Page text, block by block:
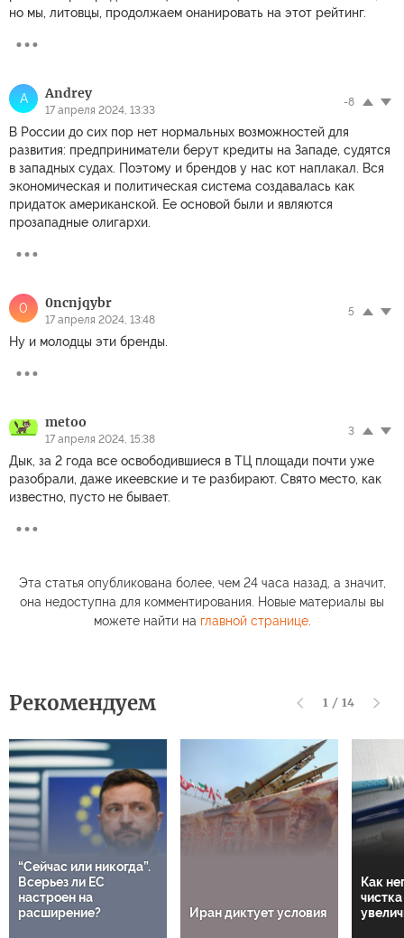
но мы, литовцы, продолжаем онанировать на этот рейтинг.
A Andrey
17 апреля 2024, 13:33
-8
В России до сих пор нет нормальных возможностей для
развития: предприниматели берут кредиты на Западе, судятся
в западных судах. Поэтому и брендов у нас кот наплакал. Вся
экономическая и политическая система создавалась как
придаток американской. Ее основой были и являются
прозападные олигархи.
0 0ncnjqybr
17 апреля 2024, 13:48
5
Ну и молодцы эти бренды.
metoo
17 апреля 2024, 15:38
3
Дык, за 2 года все освободившиеся в ТЦ площади почти уже
разобрали, даже икеевские и те разбирают. Свято место, как
известно, пусто не бывает.
Эта статья опубликована более, чем 24 часа назад, а значит,
она недоступна для комментирования. Новые материалы вы
можете найти на главной странице.
Рекомендуем 1 / 14
“Сейчас или никогда”.
Всерьез ли ЕС
настроен на
расширение?
Иран диктует условия
Как